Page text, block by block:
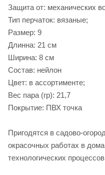
Защита от: механических
Тип перчаток: вязаные;
Размер: 9
Длинна: 21 см
Ширина: 8 см
Состав: нейлон
Цвет: в ассортименте;
Вес пара (гр): 21,7
Покрытие: ПВХ точка
Пригодятся в садово-
окрасочных работах в
технологических